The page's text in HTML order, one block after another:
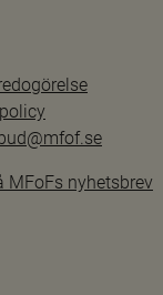
MFoFs nyhetsbrev